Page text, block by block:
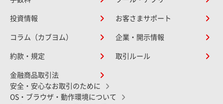
投資情報 お客さまサポート
コラム（カブヨム） 企業・開示情報
約款・規定 取引ルール
金融商品取引法
安全・安心なお取引のために
OS・ブラウザ・動作環境について